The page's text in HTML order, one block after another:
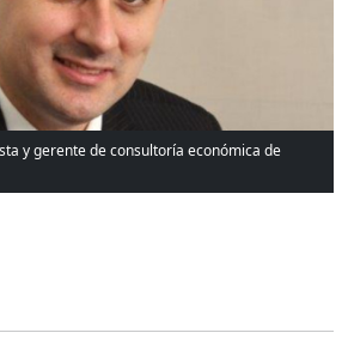
y gerente de consultoría económica de